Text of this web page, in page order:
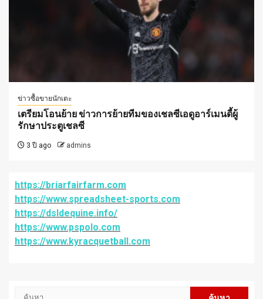
ข่าวซื้อขายนักเตะ
เตรียมโอนย้าย ข่าวการย้ายทีมของเชลซีเอดูอาร์เมนดี้ผู้
รักษาประตูเชลซี
3 ปี ago admins
https://briarfairfarm.com
https://www.spreadsheet-sports.com
https://dsldequine.info/
https://www.pspolo.com
https://www.kyracquetball.com
ค้นหา